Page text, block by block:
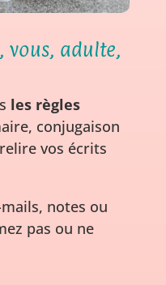
vous, adulte,
les règles
conjugaison
vos écrits
notes ou
pas ou ne